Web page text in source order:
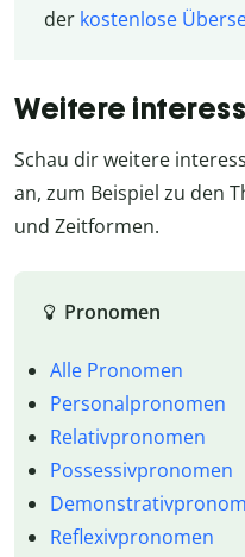
der kostenlose
Weitere
Schau dir weitere
an, zum Beispiel zu den
und Zeitformen.
Pronomen
Alle Pronomen
Personalpronomen
Relativpronomen
Possessivpronomen
Reflexivpronomen